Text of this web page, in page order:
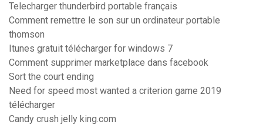
Telecharger thunderbird portable français
Comment remettre le son sur un ordinateur portable
thomson
Itunes gratuit télécharger for windows 7
Comment supprimer marketplace dans facebook
Sort the court ending
Need for speed most wanted a criterion game 2019
télécharger
Candy crush jelly king.com